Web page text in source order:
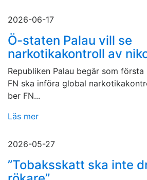
2026-06-17
Ö-staten Palau vill se
narkotikakontroll av
Republiken Palau begär som
FN ska införa global
ber FN...
Läs mer
2026-05-27
”Tobaksskatt ska inte